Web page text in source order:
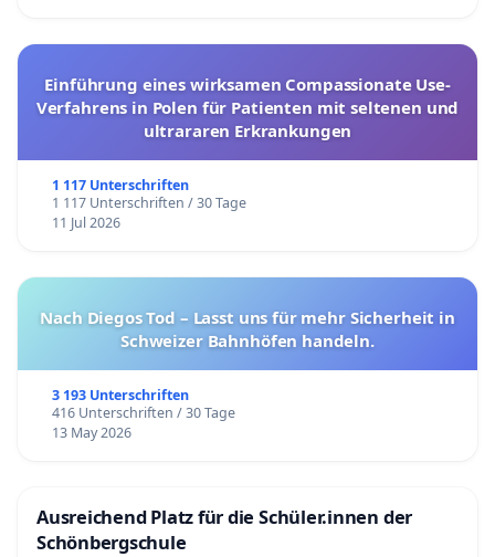
Einführung eines wirksamen Compassionate Use-
Verfahrens in Polen für Patienten mit seltenen und
ultrararen Erkrankungen
1 117 Unterschriften
1 117 Unterschriften / 30 Tage
11 Jul 2026
Nach Diegos Tod – Lasst uns für mehr Sicherheit in
Schweizer Bahnhöfen handeln.
3 193 Unterschriften
416 Unterschriften / 30 Tage
13 May 2026
Ausreichend Platz für die Schüler.innen der
Schönbergschule